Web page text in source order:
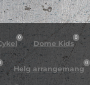
0
Dome Kids
0
Helg arrangemang
0